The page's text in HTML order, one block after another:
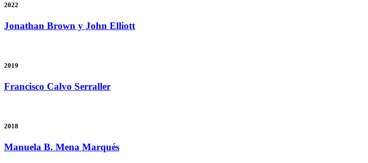
2022
Jonathan Brown y John Elliott
2019
Francisco Calvo Serraller
2018
Manuela B. Mena Marqués